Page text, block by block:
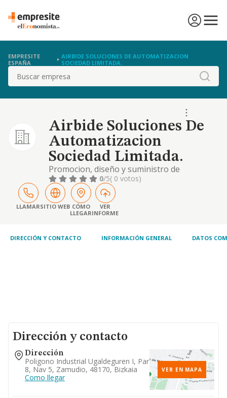
EMPRESITE
ESPAÑA
AIRBIDE SOLUCIONES DE AUTOMATIZACION
SOCIEDAD LIMITADA.
Buscar
Airbide Soluciones De
Automatizacion
Sociedad Limitada.
Promocion, diseño y suministro de
instalaciones y componentes de
automatizacion industrial
0/5( 0 votos)
LLAMARSITIO WEB CÓMO
LLEGAR
VER
INFORME
DIRECCIÓN Y CONTACTO INFORMACIÓN GENERAL DATOS
Dirección y contacto
Dirección
Poligono Industrial Ugaldeguren I, Par
8, Nav 5, Zamudio, 48170, Bizkaia
Como llegar
VER EN MAPA